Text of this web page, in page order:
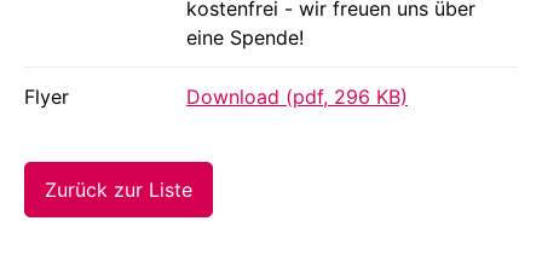
kostenfrei - wir freuen uns über
eine Spende!
Flyer Download (pdf, 296 KB)
Zurück zur Liste